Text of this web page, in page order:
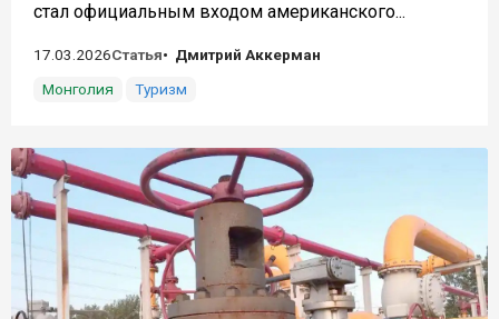
стал официальным входом американского...
17.03.2026Статья
Дмитрий Аккерман
Монголия
Туризм